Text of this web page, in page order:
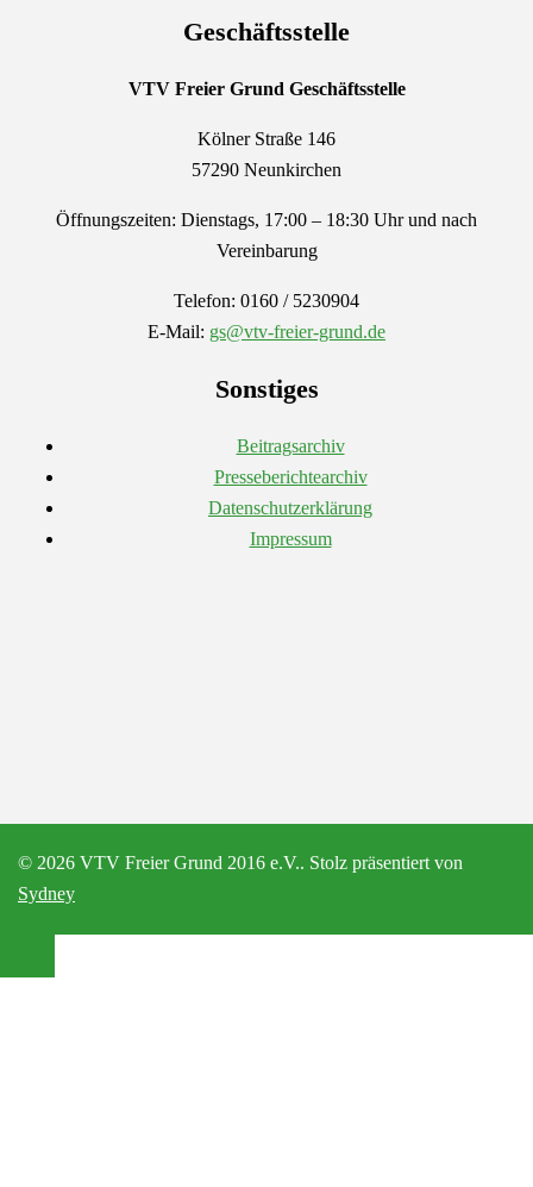
Geschäftsstelle
VTV Freier Grund Geschäftsstelle
Kölner Straße 146
57290 Neunkirchen
Öffnungszeiten: Dienstags, 17:00 – 18:30 Uhr und nach
Vereinbarung
Telefon: 0160 / 5230904
E-Mail: gs@vtv-freier-grund.de
Sonstiges
Beitragsarchiv
Presseberichtearchiv
Datenschutzerklärung
Impressum
© 2026 VTV Freier Grund 2016 e.V.. Stolz präsentiert von
Sydney